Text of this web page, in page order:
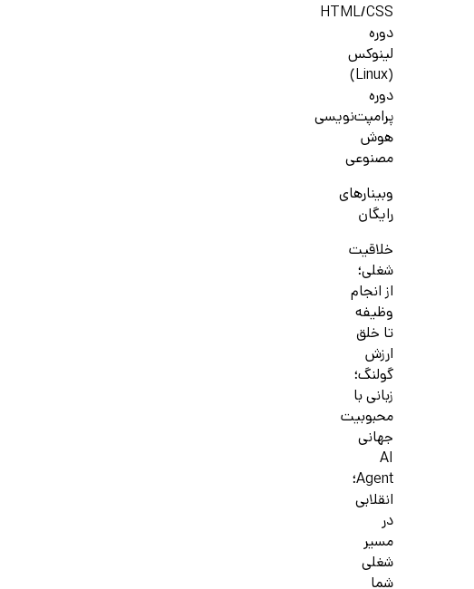
HTML/CSS
دوره
لینوکس
(Linux)
دوره
پرامپت‌نویسی
هوش
مصنوعی
وبینارهای
رایگان
خلاقیت
شغلی؛
از انجام
وظیفه
تا خلق
ارزش
گولنگ؛
زبانی با
محبوبیت
جهانی
AI
Agent؛
انقلابی
در
مسیر
شغلی